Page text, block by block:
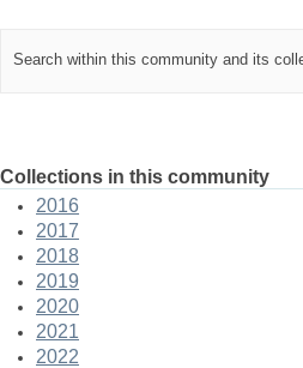
Search within this community and its
Collections in this community
2016
2017
2018
2019
2020
2021
2022